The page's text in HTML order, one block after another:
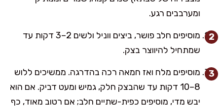
ומערבבים רגע.
מוסיפים חלב פושר, ביצים ווניל ולשים 2–3 דקות עד
שמתחיל להיווצר בצק.
מוסיפים מלח ואז חמאה רכה בהדרגה. ממשיכים ללוש
8–10 דקות עד שהבצק חלק, גמיש ומעט דביק. אם הוא
יבש מדי, מוסיפים כפית-שתיים חלב; אם רטוב מאוד, כף